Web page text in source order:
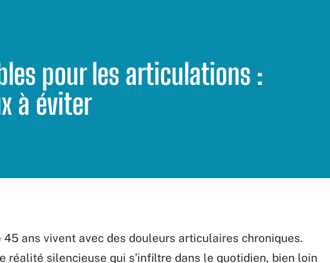
pour les articulations :
à éviter
45 ans vivent avec des douleurs articulaires chroniques.
réalité silencieuse qui s’infiltre dans le quotidien, bien loin